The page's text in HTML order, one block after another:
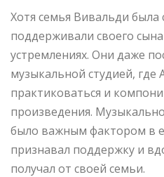
Хотя семья Вивальди была
поддерживали своего
устремлениях. Они даже
музыкальной студией, где
практиковаться и
произведения.
было важным фактором в
признавал поддержку и
получал от своей семьи.